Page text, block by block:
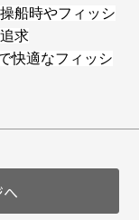
船時やフィッシ
求
適なフィッシ